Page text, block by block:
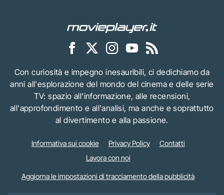
Con curiosità e impegno inesauribili, ci dedichiamo da
anni all'esplorazione del mondo del cinema e delle serie
TV: spazio all'informazione, alle recensioni,
all'approfondimento e all'analisi, ma anche e soprattutto
al divertimento e alla passione.
Informativa sui cookie Privacy Policy
Contatti
Lavora con noi
Aggiorna le impostazioni di tracciamento della pubblicità